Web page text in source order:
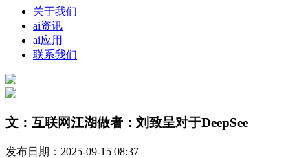
关于我们
ai资讯
ai应用
联系我们
文：互联网江湖做者：刘致呈对于DeepSee
发布日期：2025-09-15 08:37